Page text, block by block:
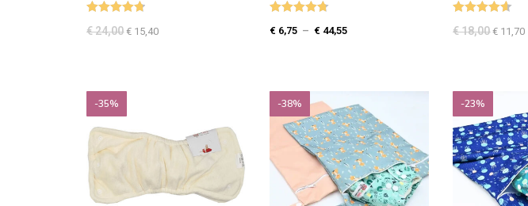
€24,00 € 15,40 € 6,75 – € 44,55 €18,00 € 11,70
-35% -38% -23%